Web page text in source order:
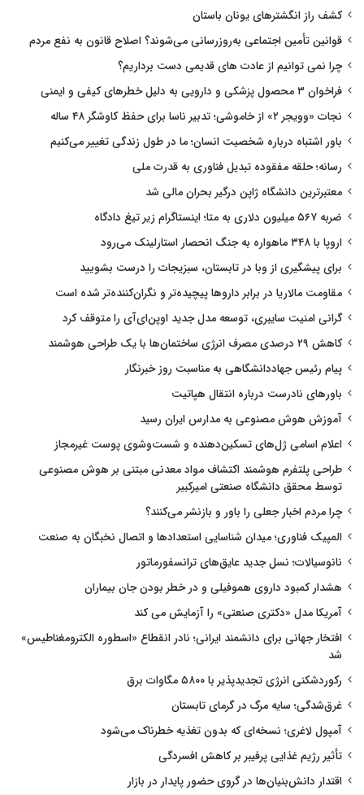
کشف راز انگشترهای یونان باستان
قوانین تأمین اجتماعی به‌روزرسانی می‌شوند؟ اصلاح قانون به نفع مردم
چرا نمی توانیم از عادت های قدیمی دست برداریم؟
فراخوان ۳ محصول پزشکی و دارویی به دلیل خطرهای کیفی و ایمنی
نجات «وویجر ۲» از خاموشی؛ تدبیر ناسا برای حفظ کاوشگر ۴۸ ساله
باور اشتباه درباره شخصیت انسان؛ ما در طول زندگی تغییر می‌کنیم
رسانه؛ حلقه مفقوده تبدیل فناوری به قدرت ملی
معتبرترین دانشگاه ژاپن درگیر بحران مالی شد
ضربه ۵۶۷ میلیون دلاری به متا؛ اینستاگرام زیر تیغ دادگاه
اروپا با ۳۴۸ ماهواره به جنگ انحصار استارلینک می‌رود
برای پیشگیری از وبا در تابستان، سبزیجات را درست بشویید
مقاومت مالاریا در برابر داروها پیچیده‌تر و نگران‌کننده‌تر شده است
گرانی امنیت سایبری، توسعه مدل جدید اوپن‌ای‌آی را متوقف کرد
کاهش ۲۹ درصدی مصرف انرژی ساختمان‌ها با یک طراحی هوشمند
پیام رئیس جهاددانشگاهی به مناسبت روز خبرنگار
باورهای نادرست درباره انتقال هپاتیت
آموزش هوش مصنوعی به مدارس ایران رسید
اعلام اسامی ژل‌های تسکین‌دهنده و شست‌وشوی پوست غیرمجاز
طراحی پلتفرم هوشمند اکتشاف مواد معدنی مبتنی بر هوش مصنوعی
توسط محقق دانشگاه صنعتی امیرکبیر
چرا مردم اخبار جعلی را باور و بازنشر می‌کنند؟
المپیک فناوری؛ میدان شناسایی استعدادها و اتصال نخبگان به صنعت
نانوسیالات؛ نسل جدید عایق‌های ترانسفورماتور
هشدار کمبود داروی هموفیلی و در خطر بودن جان بیماران
آمریکا مدل «دکتری صنعتی» را آزمایش می کند
افتخار جهانی برای دانشمند ایرانی؛ نادر انقطاع «اسطوره الکترومغناطیس»
شد
رکوردشکنی انرژی تجدیدپذیر با ۵۸۰۰ مگاوات برق
غرق‌شدگی؛ سایه مرگ در گرمای تابستان
آمپول لاغری؛ نسخه‌ای که بدون تغذیه خطرناک می‌شود
تأثیر رژیم غذایی پرفیبر بر کاهش افسردگی
اقتدار دانش‌بنیان‌ها در گروی حضور پایدار در بازار